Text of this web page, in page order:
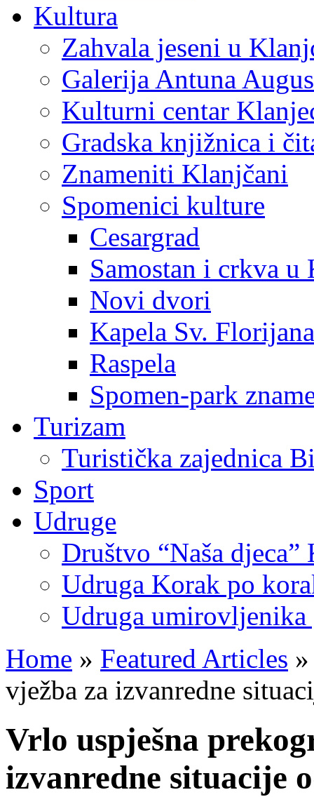
Kultura
Zahvala jeseni u
Galerija Antuna
Kulturni centar
Gradska knjižnica i
Znameniti Klanjčani
Spomenici kulture
Cesargrad
Samostan i crkva u
Novi dvori
Kapela Sv. Florijana
Raspela
Spomen-park
Turizam
Turistička zajednica
Sport
Udruge
Društvo “Naša djeca”
Udruga Korak po
Udruga umirovljenika
Home » Featured Articles »
vježba za izvanredne
Vrlo uspješna
izvanredne situacije